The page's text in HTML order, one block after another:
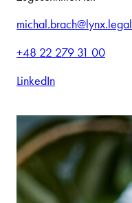
michal.brach@lynx.legal
+48 22 279 31 00
LinkedIn